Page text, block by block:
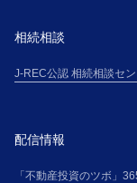
して提供するも
２．受講者が、
「所属団体」と
して、本規約に
１．主催者は、
相続相談
J-REC公認 相続相談セ
配信情報
「不動産投資のツボ」